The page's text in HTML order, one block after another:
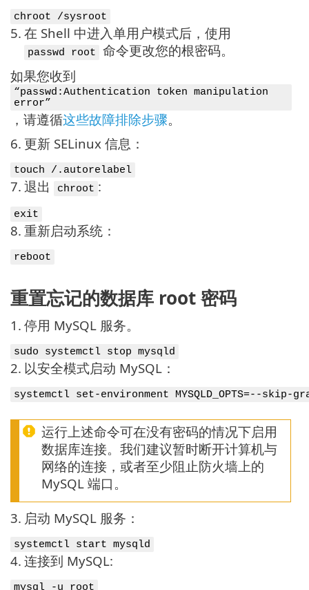
chroot /sysroot
5. 在 Shell 中进入单用户模式后，使用
passwd root
命令更改您的根密码。
如果您收到
“passwd:Authentication token manipulation
error”
，请遵循这些故障排除步骤。
6. 更新 SELinux 信息：
touch /.autorelabel
7. 退出 chroot :
exit
8. 重新启动系统：
reboot
重置忘记的数据库 root 密码
1. 停用 MySQL 服务。
sudo systemctl stop mysqld
2. 以安全模式启动 MySQL：
systemctl set-environment MYSQLD_OPTS=--skip-
运行上述命令可在没有密码的情况下启用
数据库连接。我们建议暂时断开计算机与
网络的连接，或者至少阻止防火墙上的
MySQL 端口。
3. 启动 MySQL 服务：
systemctl start mysqld
4. 连接到 MySQL:
mysql -u root